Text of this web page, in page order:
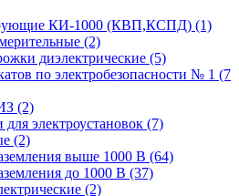
КИ-1000 (КВП,КСПД) (1)
(2)
диэлектрические (5)
по электробезопасности № 1 (7
(2)
электроустановок (7)
(2)
выше 1000 В (64)
до 1000 В (37)
(2)